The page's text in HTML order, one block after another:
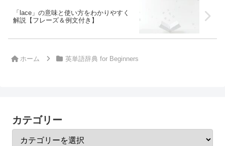
「lace」の意味と使い方をわかりやすく
解説【フレーズ＆例文付き】
ホーム 英単語辞典 for Beginners
カテゴリー